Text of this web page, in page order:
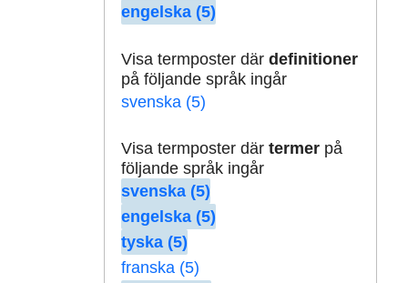
engelska (5)
Visa termposter där definitioner
på följande språk ingår
svenska (5)
Visa termposter där termerpå
följande språk ingår
svenska (5)
engelska (5)
tyska (5)
franska (5)